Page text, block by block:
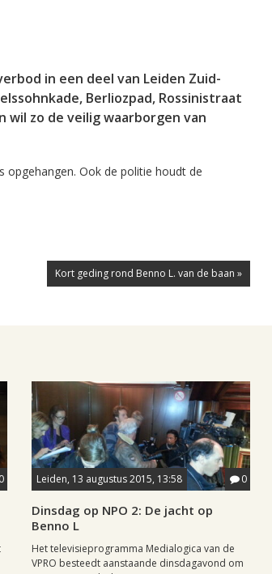
in een deel van Leiden Zuid-
Berliozpad, Rossinistraat
wil zo de veilig waarborgen van
opgehangen. Ook de politie houdt de
Kort geding rond Benno L. van de baan »
0 Leiden, 13 augustus 2015, 13:58 0
Dinsdag op NPO 2: De jacht op
Benno L
Het televisieprogramma Medialogica van de
VPRO besteedt aanstaande dinsdagavond om